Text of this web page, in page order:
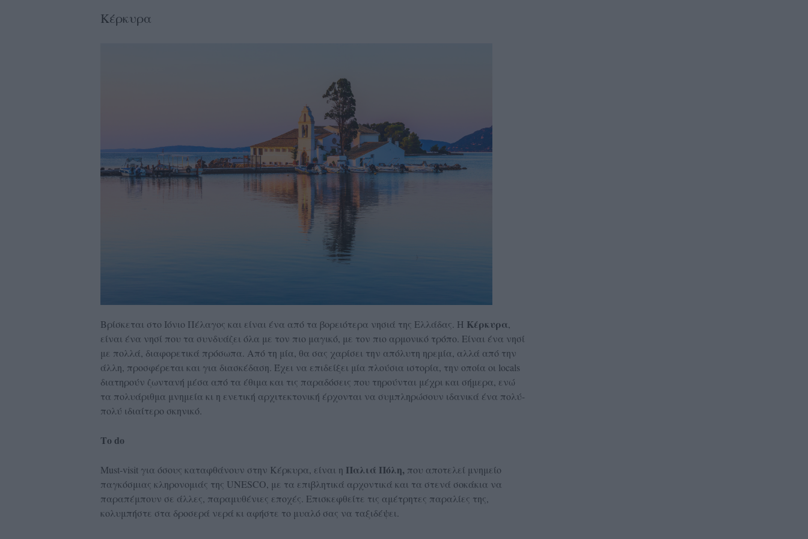
Κέρκυρα
Βρίσκεται στο Ιόνιο Πέλαγος και είναι ένα από τα βορειότερα νησιά της Ελλάδας. Η Κέρκυρα,
είναι ένα νησί που τα συνδυάζει όλα με τον πιο μαγικό, με τον πιο αρμονικό τρόπο. Είναι ένα νησί
με πολλά, διαφορετικά πρόσωπα. Από τη μία, θα σας χαρίσει την απόλυτη ηρεμία, αλλά από την
άλλη, προσφέρεται και για διασκέδαση. Έχει να επιδείξει μία πλούσια ιστορία, την οποία οι locals
διατηρούν ζωντανή μέσα από τα έθιμα και τις παραδόσεις που τηρούνται μέχρι και σήμερα, ενώ
τα πολυάριθμα μνημεία κι η ενετική αρχιτεκτονική έρχονται να συμπληρώσουν ιδανικά ένα πολύ-
πολύ ιδιαίτερο σκηνικό.
Το do
Must-visit για όσους καταφθάνουν στην Κέρκυρα, είναι η Παλιά Πόλη, που αποτελεί μνημείο
παγκόσμιας κληρονομιάς της UNESCO, με τα επιβλητικά αρχοντικά και τα στενά σοκάκια να
παραπέμπουν σε άλλες, παραμυθένιες εποχές. Επισκεφθείτε τις αμέτρητες παραλίες της,
κολυμπήστε στα δροσερά νερά κι αφήστε το μυαλό σας να ταξιδέψει.